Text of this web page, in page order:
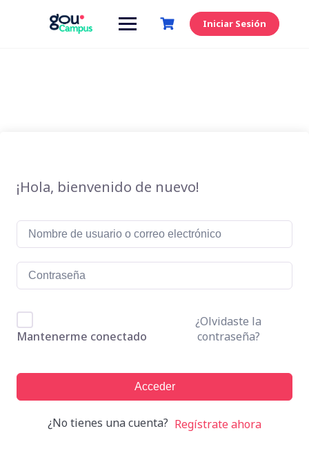
Iniciar Sesión
¡Hola, bienvenido de nuevo!
Mantenerme conectado
¿Olvidaste la
contraseña?
Acceder
¿No tienes una cuenta? Regístrate ahora